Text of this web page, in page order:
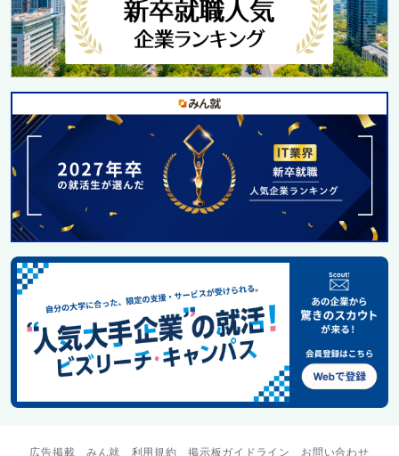
広告掲載 みん就 利用規約 掲示板ガイドライン お問い合わせ